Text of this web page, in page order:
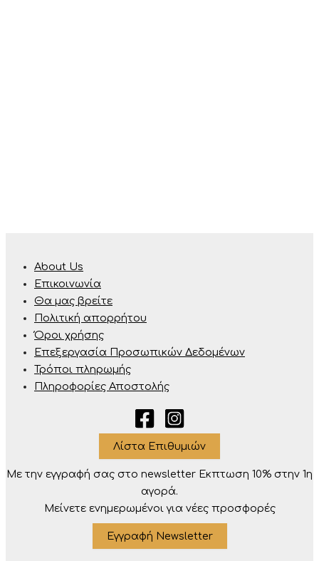
About Us
Επικοινωνία
Θα μας βρείτε
Πολιτική απορρήτου
Όροι χρήσης
Επεξεργασία Προσωπικών Δεδομένων
Τρόποι πληρωμής
Πληροφορίες Αποστολής
Λίστα Επιθυμιών
Με την εγγραφή σας στο newsletter Eκπτωση 10% στην 1η
αγορά.
Μείνετε ενημερωμένοι για νέες προσφορές
Εγγραφή Newsletter